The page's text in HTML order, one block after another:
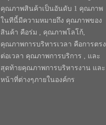
คุณภาพสินค้าเป็นอันดับ 1 คุณภาพ
ในทีนี้มีความหมายถึง คุณภาพของ
สินค้า คือร่ม , คุณภาพโลโก้,
คุณภาพการบริหารเวลา คือการตรง
ต่อเวลา คุณภาพการบริการ , และ
สุดท้ายคุณภาพการบริหารงาน และ
หน้าที่ต่างๆภายในองค์กร